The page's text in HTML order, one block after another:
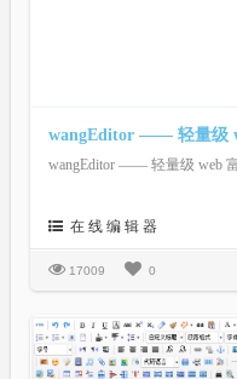
wangEditor —— 轻量级
wangEditor —— 轻量级 web
在 线 编 辑 器
17009 0